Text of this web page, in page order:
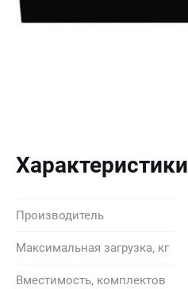
Характеристики
Производитель
Максимальная загрузка, кг
Вместимость, комплектов